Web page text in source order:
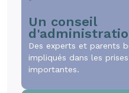
Un conseil
Des experts et parents
impliqués dans les
importantes.